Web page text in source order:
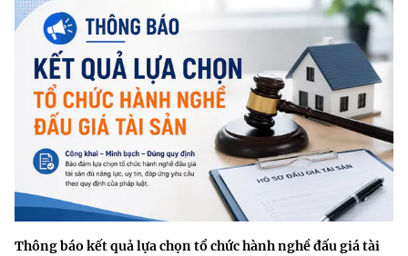
Thông báo kết quả lựa chọn tổ chức hành nghề đấu giá tài